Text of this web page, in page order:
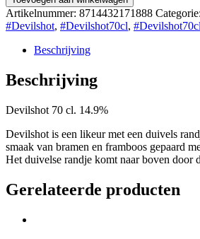
cl
14.9%
aantal
Artikelnummer: 8714432171888 Categorie:
#Devilshot, #Devilshot70cl,
Beschrijving
Beschrijving
Devilshot 70 cl. 14.9%
Devilshot is een likeur met een duivels
smaak van bramen en framboos gepaard
Het duivelse randje komt naar boven door
Gerelateerde producten